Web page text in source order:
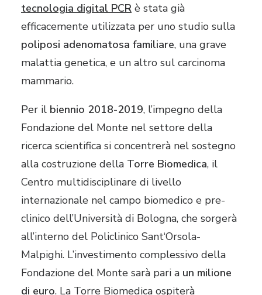
tecnologia digital PCR è stata già
efficacemente utilizzata per uno studio sulla
poliposi adenomatosa familiare, una grave
malattia genetica, e un altro sul carcinoma
mammario.
Per il biennio 2018-2019, l’impegno della
Fondazione del Monte nel settore della
ricerca scientifica si concentrerà nel sostegno
alla costruzione della Torre Biomedica, il
Centro multidisciplinare di livello
internazionale nel campo biomedico e pre-
clinico dell’Università di Bologna, che sorgerà
all’interno del Policlinico Sant‘Orsola-
Malpighi. L’investimento complessivo della
Fondazione del Monte sarà pari a un milione
di euro. La Torre Biomedica ospiterà